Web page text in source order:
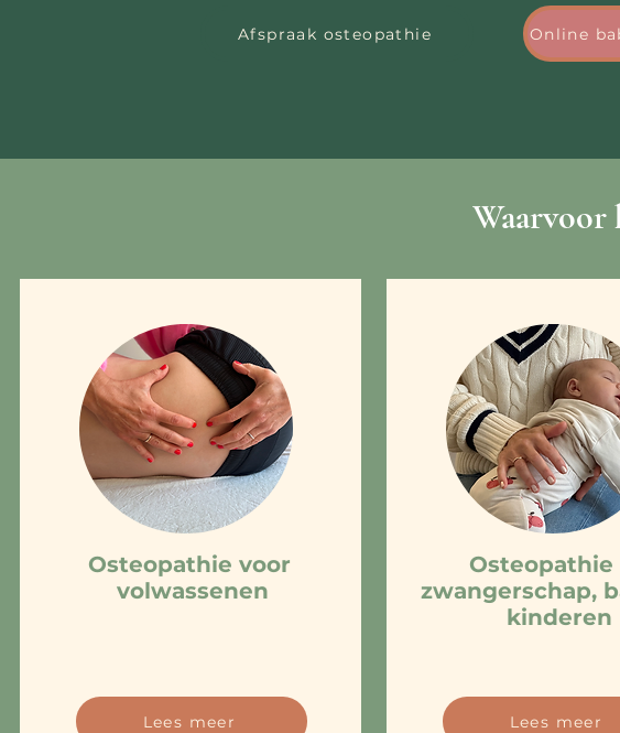
Afspraak osteopathie Online
Osteopathie voor
volwassenen
Lees meer
Osteopathie
zwangerschap,
kinderen
Lees meer